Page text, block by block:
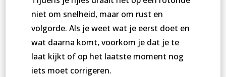
niet om snelheid, maar om rust en
volgorde. Als je weet wat je eerst doet en
wat daarna komt, voorkom je dat je te
laat kijkt of op het laatste moment nog
iets moet corrigeren.